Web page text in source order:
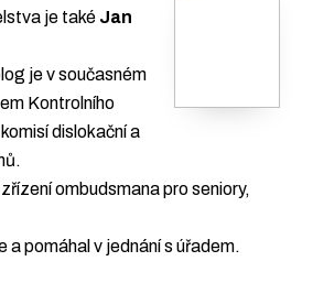
je také Jan
je v současném
Kontrolního
dislokační a
ombudsmana pro seniory,
pomáhal v jednání s úřadem.